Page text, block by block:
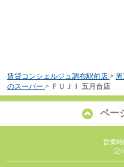
賃貸コンシェルジュ調布駅前店 >
のスーパー > ＦＵＪＩ 五月台店
ペー
営業時
定